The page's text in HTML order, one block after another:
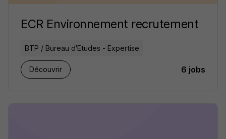
ECR Environnement recrutement
BTP / Bureau d'Etudes - Expertise
Découvrir 6 jobs